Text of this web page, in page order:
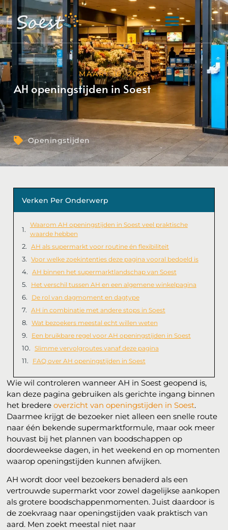
MAART 16, 2026
AH openingstijden in Soest
Openingstijden
Wie wil controleren wanneer AH in Soest geopend is,
kan deze pagina gebruiken als gerichte ingang binnen
het bredereoverzicht van openingstijden in Soest.
Daarmee krijgt de bezoeker niet alleen een snelle route
naar één bekende supermarktformule, maar ook meer
houvast bij het plannen van boodschappen op
doordeweekse dagen, in het weekend en op momenten
waarop openingstijden kunnen afwijken.
AH wordt door veel bezoekers benaderd als een
vertrouwde supermarkt voor zowel dagelijkse aankopen
als grotere boodschappenmomenten. Juist daardoor is
de zoekvraag naar openingstijden vaak praktisch van
aard. Men zoekt meestal niet naar
Verken Per Onderwerp
Waarom AH openingstijden in Soest veel praktische
waarde hebben
AH als supermarkt voor routine én flexibiliteit
Voor welke zoekintenties deze pagina vooral bedoeld is
AH binnen het supermarktlandschap van Soest
Het verschil tussen AH en een algemene winkelpagina
De rol van dagmoment en dagtype
AH in combinatie met andere stops in Soest
Wat bezoekers meestal echt willen weten
Een bruikbare regel voor AH openingstijden in Soest
Slimme vervolgroutes vanaf deze pagina
FAQ over AH openingstijden in Soest